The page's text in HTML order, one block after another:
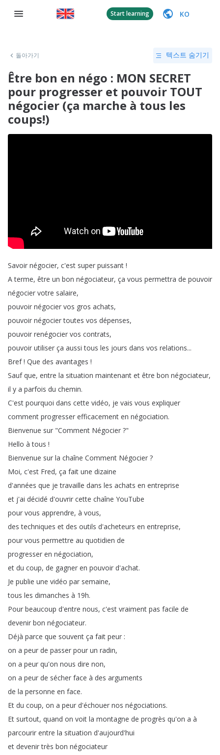
Start learning KO
돌아가기 텍스트 숨기기
Être bon en négo : MON SECRET
pour progresser et pouvoir TOUT
négocier (ça marche à tous les
coups!)
Savoir négocier, c'est super puissant !
A terme, être un bon négociateur, ça vous permettra de pouvoir
négocier votre salaire,
pouvoir négocier vos gros achats,
pouvoir négocier toutes vos dépenses,
pouvoir renégocier vos contrats,
pouvoir utiliser ça aussi tous les jours dans vos relations...
Bref! Que des avantages !
Sauf que, entre la situation maintenant et être bon négociateur,
il y a parfois du chemin.
C'est pourquoi dans cette vidéo, je vais vous expliquer
comment progresser efficacement en négociation.
Bienvenue sur "Comment Négocier ?"
Hello à tous !
Bienvenue sur la chaîne Comment Négocier ?
Moi, c'est Fred, ça fait une dizaine
d'années que je travaille dans les achats en entreprise
et j'ai décidé d'ouvrir cette chaîne YouTube
pour vous apprendre, à vous,
des techniques et des outils d'acheteurs en entreprise,
pour vous permettre au quotidien de
progresser en négociation,
et du coup, de gagner en pouvoir d'achat.
Je publie une vidéo par semaine,
tous les dimanches à 19h.
Pour beaucoup d'entre nous, c'est vraiment pas facile de
devenir bon négociateur.
Déjà parce que souvent ça fait peur :
on a peur de passer pour un radin,
on a peur qu'on nous dire non,
on a peur de sécher face à des arguments
de la personne en face.
Et du coup, on a peur d'échouer nos négociations.
Et surtout, quand on voit la montagne de progrès qu'on a à
parcourir entre la situation d'aujourd'hui
et devenir très bon négociateur